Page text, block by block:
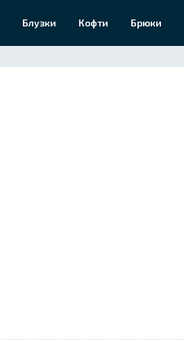
Блузки Кофти Брюки